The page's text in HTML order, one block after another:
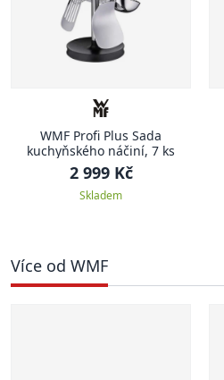
WMF Profi Plus Sada
kuchyňského náčiní, 7 ks
2 999 Kč
Skladem
Více od WMF